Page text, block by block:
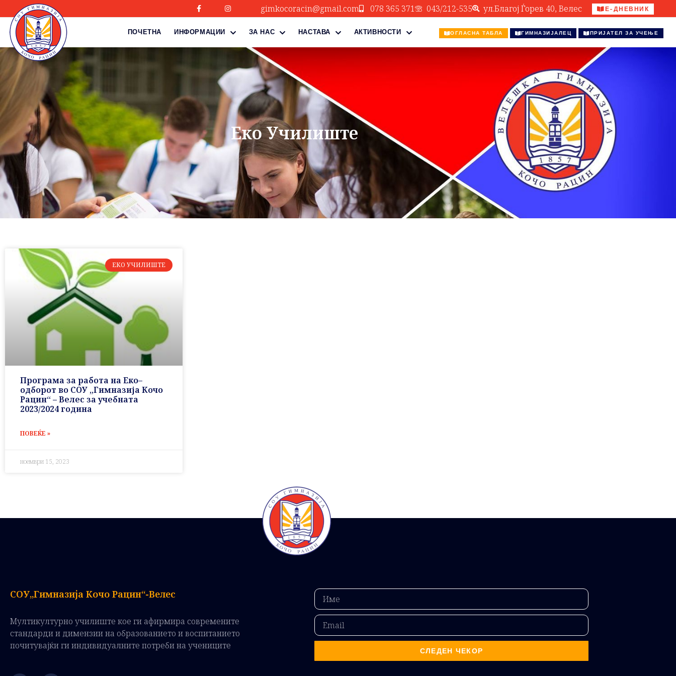
gimkocoracin@gmail.com 078 365 371 043/212-535 ул.Благој Ѓорев 40, Велес Е-ДНЕВНИК
ПОЧЕТНА ИНФОРМАЦИИ ЗА НАС НАСТАВА АКТИВНОСТИ ОГЛАСНА ТАБЛА ГИМНАЗИЈАЛЕЦ ПРИЈАТЕЛ ЗА УЧЕЊЕ
Еко Училиште
ЕКО УЧИЛИШТЕ
Програма за работа на Еко–
одборот во СОУ „Гимназија Кочо
Рацин“ – Велес за учебната
2023/2024 година
ПОВЕЌЕ »
ноември 15, 2023
СОУ„Гимназија Кочо Рацин“-Велес
Мултикултурно училиште кое ги афирмира современите
стандарди и димензии на образованието и воспитанието
почитувајќи ги индивидуалните потреби на учениците
СЛЕДЕН ЧЕКОР